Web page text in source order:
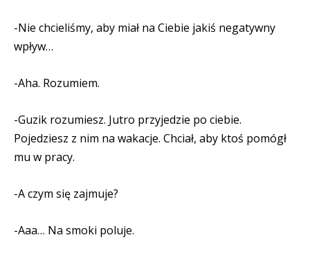
-Nie chcieliśmy, aby miał na Ciebie jakiś negatywny
wpływ…
-Aha. Rozumiem.
-Guzik rozumiesz. Jutro przyjedzie po ciebie.
Pojedziesz z nim na wakacje. Chciał, aby ktoś pomógł
mu w pracy.
-A czym się zajmuje?
-Aaa… Na smoki poluje.